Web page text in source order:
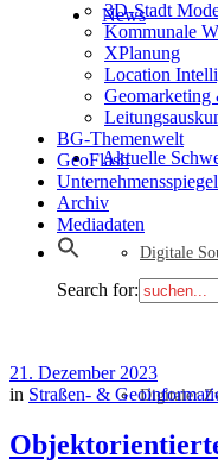
News
Aktuelle
Digitale
Digitaler
3D-Stadt
Kommunale
XPlanung
Location
Geomarketing
BG-Themenwelt
GeoFlash
Unternehmensspiegel
Archiv
Mediadaten
Search for:
21. Dezember 2023
in Straßen- &